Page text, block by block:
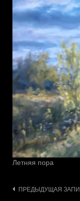
Летняя пора
Навигация
ПРЕДЫДУЩАЯ